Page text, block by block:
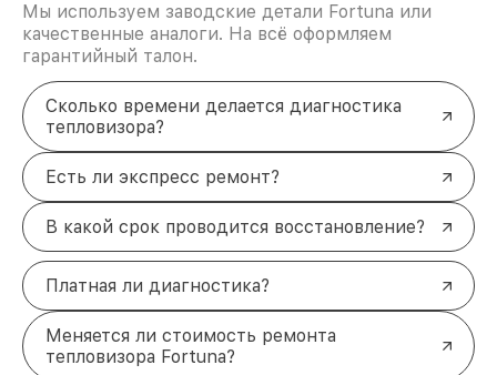
Мы используем заводские детали Fortuna или
качественные аналоги. На всё оформляем
гарантийный талон.
Сколько времени делается диагностика
тепловизора?
Есть ли экспресс ремонт?
В какой срок проводится восстановление?
Платная ли диагностика?
Меняется ли стоимость ремонта
тепловизора Fortuna?